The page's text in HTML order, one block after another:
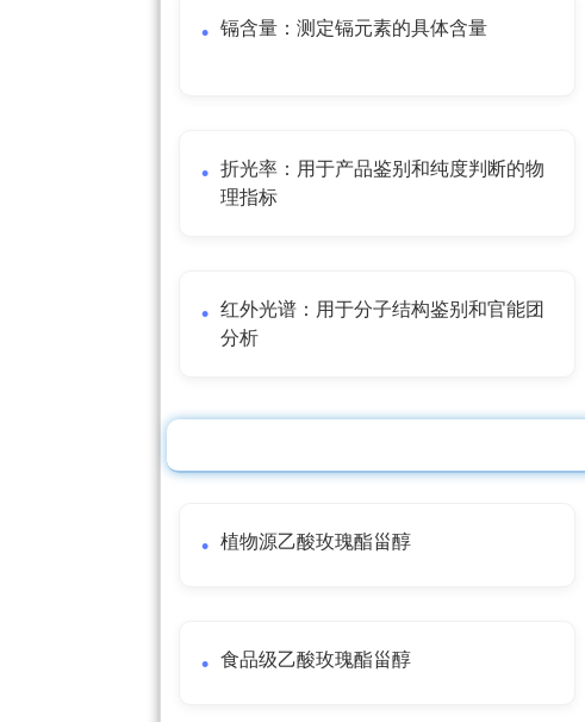
镉含量：测定镉元素的具体含量
折光率：用于产品鉴别和纯度判断的物
理指标
红外光谱：用于分子结构鉴别和官能团
分析
植物源乙酸玫瑰酯甾醇
食品级乙酸玫瑰酯甾醇